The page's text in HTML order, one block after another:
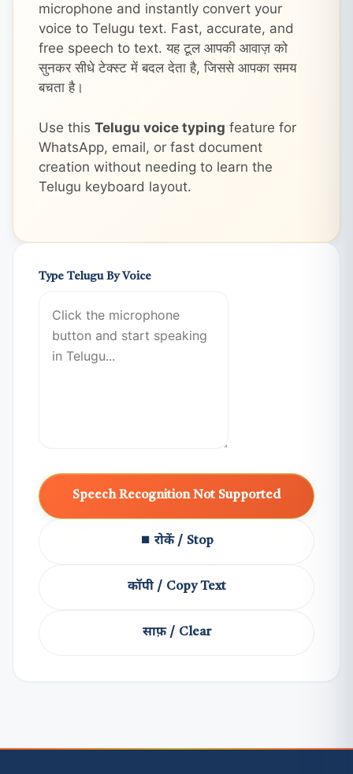
microphone and instantly convert your
voice to Telugu text. Fast, accurate, and
free speech to text. यह टूल आपकी आवाज़ को
सुनकर सीधे टेक्स्ट में बदल देता है, जिससे आपका समय
बचता है।
Use this Telugu voice typing feature for
WhatsApp, email, or fast document
creation without needing to learn the
Telugu keyboard layout.
Type Telugu By Voice
Speech Recognition Not Supported
⏹ रोकें / Stop
कॉपी / Copy Text
साफ़ / Clear